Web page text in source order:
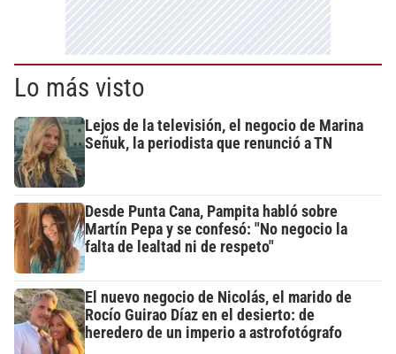
Lo más visto
Lejos de la televisión, el negocio de Marina
Señuk, la periodista que renunció a TN
Desde Punta Cana, Pampita habló sobre
Martín Pepa y se confesó: "No negocio la
falta de lealtad ni de respeto"
El nuevo negocio de Nicolás, el marido de
Rocío Guirao Díaz en el desierto: de
heredero de un imperio a astrofotógrafo